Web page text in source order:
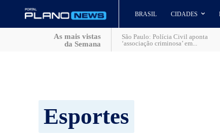
BRASIL CIDADES
As mais vistas
da Semana
São Paulo: Polícia Civil aponta
‘associação criminosa’ em...
Esportes